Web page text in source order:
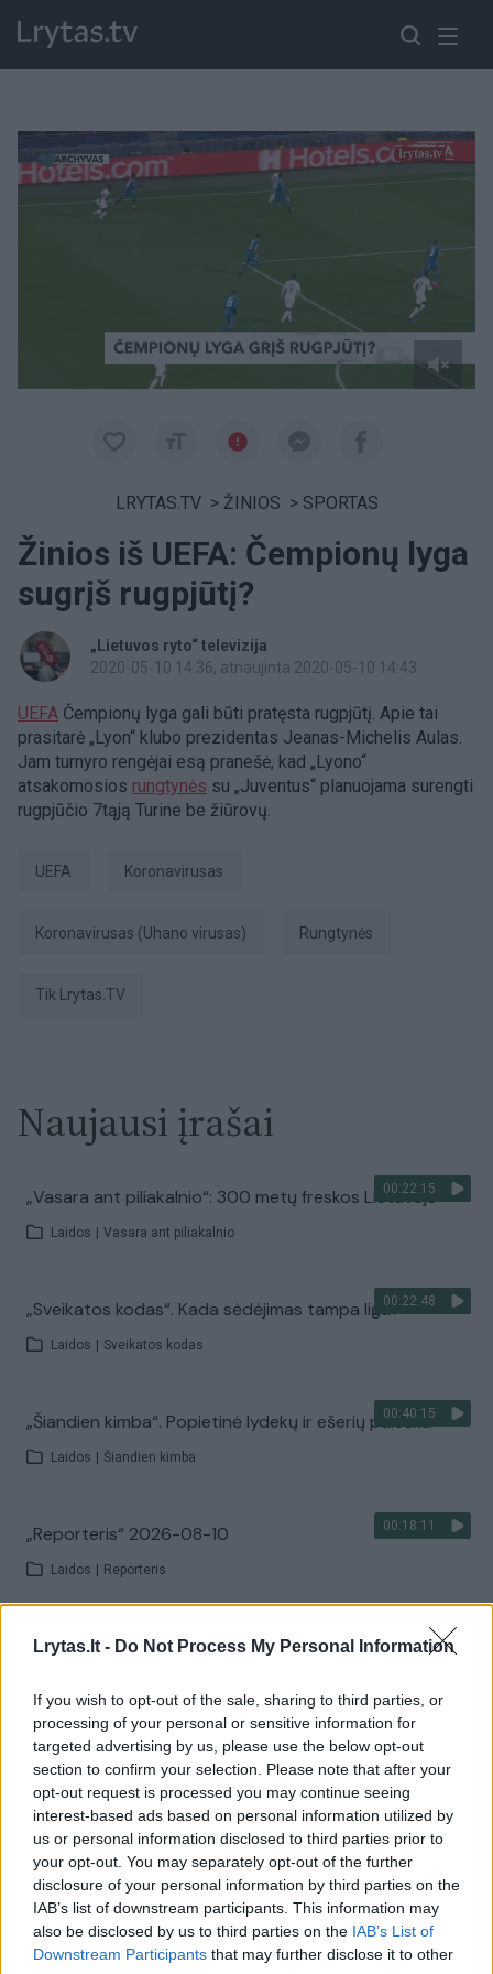
Lrytas.lt - Do Not Process My Personal Information
If you wish to opt-out of the sale, sharing to third parties, or
processing of your personal or sensitive information for
targeted advertising by us, please use the below opt-out
section to confirm your selection. Please note that after your
opt-out request is processed you may continue seeing
interest-based ads based on personal information utilized by
us or personal information disclosed to third parties prior to
your opt-out. You may separately opt-out of the further
disclosure of your personal information by third parties on the
IAB’s list of downstream participants. This information may
also be disclosed by us to third parties on the IAB’s List of
Downstream Participants that may further disclose it to other
Paremkite Ukrainą
LRYTAS.TV > ŽINIOS > SPORTAS
Žinios iš UEFA: Čempionų lyga
sugrįš rugpjūtį?
„Lietuvos ryto“ televizija
2020-05-10 14:36, atnaujinta 2020-05-10 14:43
UEFA Čempionų lyga gali būti pratęsta rugpjūtį. Apie tai
prasitarė „Lyon“ klubo prezidentas Jeanas-Michelis Aulas.
Jam turnyro rengėjai esą pranešė, kad „Lyono“
atsakomosios rungtynės su „Juventus“ planuojama surengti
rugpjūčio 7tąją Turine be žiūrovų.
UEFA koronavirusas
koronavirusas (Uhano virusas) rungtynės
tik Lrytas.TV
Naujausi įrašai
00:22:15
„Vasara ant piliakalnio“: 300 metų freskos Lietuvoje
Laidos Vasara ant piliakalnio
00:22:48
„Sveikatos kodas“. Kada sėdėjimas tampa liga?
Laidos Sveikatos kodas
00:40:15
„Šiandien kimba“. Popietinė lydekų ir ešerių paieška
Laidos Šiandien kimba
00:18:11
„Reporteris“ 2026-08-10
Laidos Reporteris
Visi įrašai
Žiūrimiausi įrašai
00:00:30
Vaizdai iš tragiškos avarijos Vilniaus r.: dviejų moterų ir
vaiko gyvybių išgelbėti nepavyko
Žinios | Lietuvos diena
00:00:57
Savaitės vidurys nusimato karštas: temperatūra kils iki